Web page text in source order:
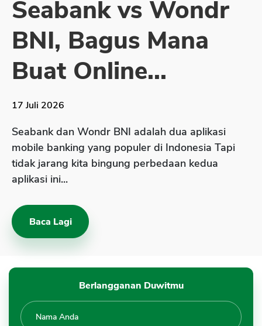
Sekuritas Saham
Bank Digital
Crypto
Assets Crypto
Asuransi Jiwa
Asuransi Kesehatan
Asuransi Syariah
Seabank vs Wondr
BNI, Bagus Mana
Buat Online...
17 Juli 2026
Seabank dan Wondr BNI adalah dua aplikasi
mobile banking yang populer di Indonesia Tapi
tidak jarang kita bingung perbedaan kedua
aplikasi ini...
Baca Lagi
Berlangganan Duwitmu